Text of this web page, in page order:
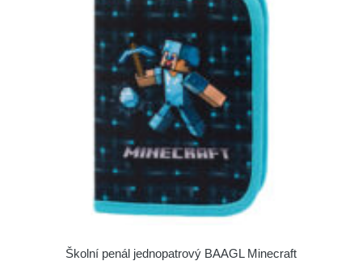
Školní penál jednopatrový BAAGL Minecraft